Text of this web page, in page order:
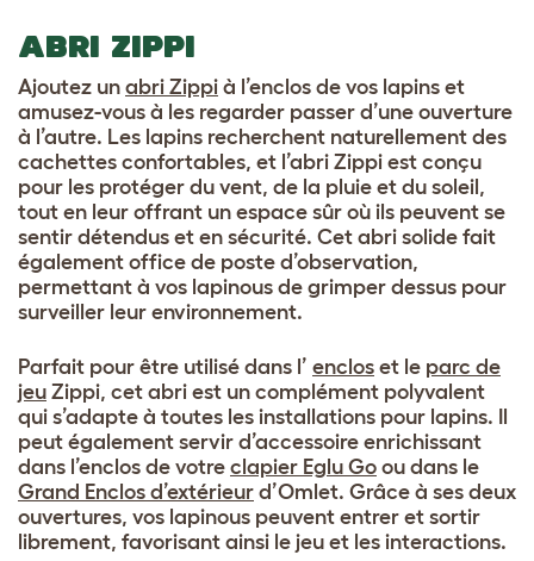
ABRI ZIPPI
Ajoutez un abri Zippi à l’enclos de vos lapins et
amusez-vous à les regarder passer d’une ouverture
à l’autre. Les lapins recherchent naturellement des
cachettes confortables, et l’abri Zippi est conçu
pour les protéger du vent, de la pluie et du soleil,
tout en leur offrant un espace sûr où ils peuvent se
sentir détendus et en sécurité. Cet abri solide fait
également office de poste d’observation,
permettant à vos lapinous de grimper dessus pour
surveiller leur environnement.
Parfait pour être utilisé dans l’ enclos et le parc de
jeu Zippi, cet abri est un complément polyvalent
qui s’adapte à toutes les installations pour lapins. Il
peut également servir d’accessoire enrichissant
dans l’enclos de votre clapier Eglu Go ou dans le
Grand Enclos d’extérieur d’Omlet. Grâce à ses deux
ouvertures, vos lapinous peuvent entrer et sortir
librement, favorisant ainsi le jeu et les interactions.